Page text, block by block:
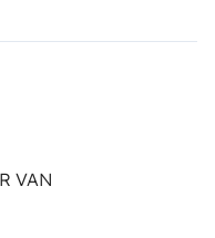
VAN